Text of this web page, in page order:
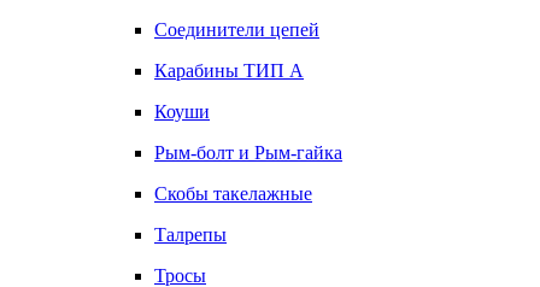
Соединители цепей
Карабины ТИП А
Коуши
Рым-болт и Рым-гайка
Скобы такелажные
Талрепы
Тросы